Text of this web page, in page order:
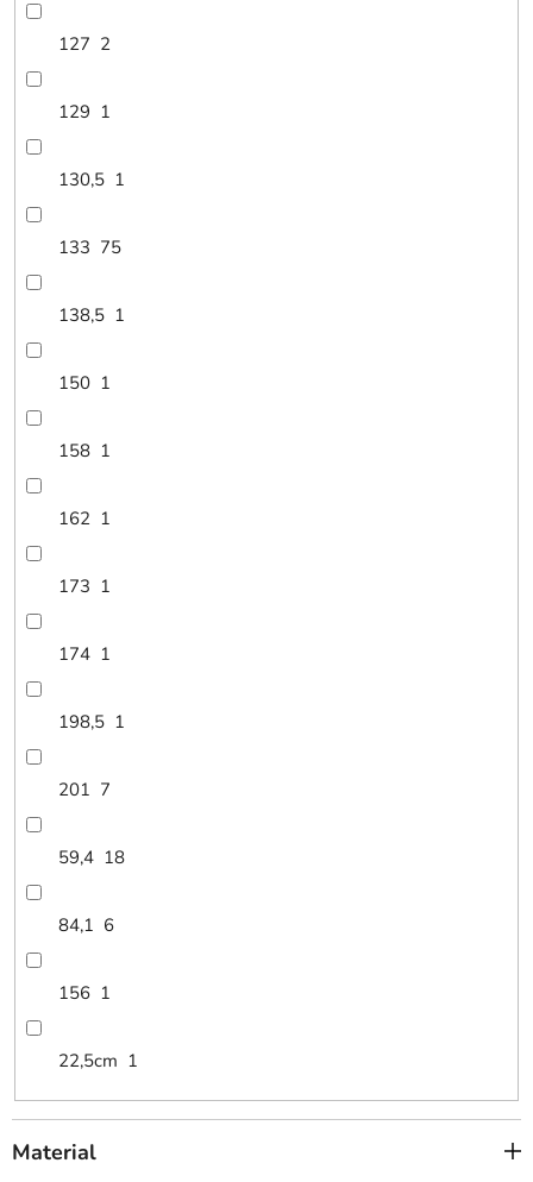
127 2
129 1
130,5 1
133 75
138,5 1
150 1
158 1
162 1
173 1
174 1
198,5 1
201 7
59,4 18
84,1 6
156 1
22,5cm 1
Material